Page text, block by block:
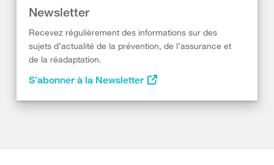
Newsletter
Recevez régulièrement des informations sur des
sujets d’actualité de la prévention, de l’assurance et
de la réadaptation.
S’abonner à la Newsletter